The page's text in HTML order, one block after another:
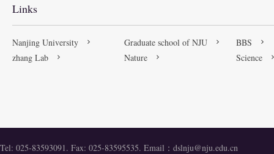
Links
Nanjing University Graduate school of NJU
BBS
zhang Lab
Nature Science
Tel: 025-83593091. Fax: 025-83595535. Email： dslnju@nju.edu.cn